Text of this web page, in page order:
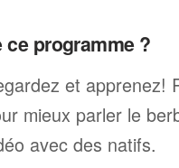
programme ?
et apprenez!
mieux parler le
avec des natifs.